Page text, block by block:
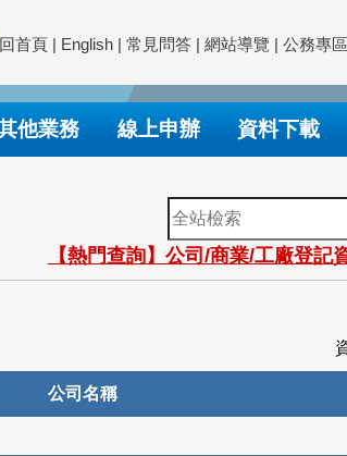
回首頁 | English | 常見問答 | 網站導覽 | 公務專區
他業務 線上申辦 資料下載
全
站
檢
索
【熱門查詢】公司/商業/工廠登記
公司名稱